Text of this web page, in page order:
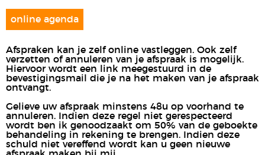
online agenda
Afspraken kan je zelf online vastleggen. Ook zelf
verzetten of annuleren van je afspraak is mogelijk.
Hiervoor wordt een link meegestuurd in de
bevestigingsmail die je na het maken van je afspraak
ontvangt.
Gelieve uw afspraak minstens 48u op voorhand te
annuleren. Indien deze regel niet gerespecteerd
wordt ben ik genoodzaakt om 50% van de geboekte
behandeling in rekening te brengen. Indien deze
schuld niet vereffend wordt kan u geen nieuwe